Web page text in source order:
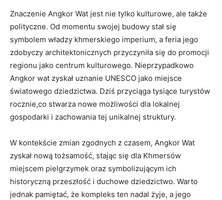
Znaczenie Angkor Wat jest nie tylko kulturowe, ale także
polityczne. Od momentu swojej budowy stał się
symbolem władzy khmerskiego imperium, a feria jego
zdobyczy architektonicznych przyczyniła się do promocji
regionu jako centrum kulturowego. Nieprzypadkowo
Angkor wat zyskał uznanie UNESCO jako miejsce
światowego dziedzictwa. Dziś przyciąga tysiące turystów
rocznie,co stwarza nowe możliwości dla lokalnej
gospodarki i zachowania tej unikalnej struktury.
W kontekście zmian zgodnych z czasem, Angkor Wat
zyskał nową tożsamość, stając się dla Khmersów
miejscem pielgrzymek oraz symbolizującym ich
historyczną przeszłość i duchowe dziedzictwo. Warto
jednak pamiętać, że kompleks ten nadal żyje, a jego